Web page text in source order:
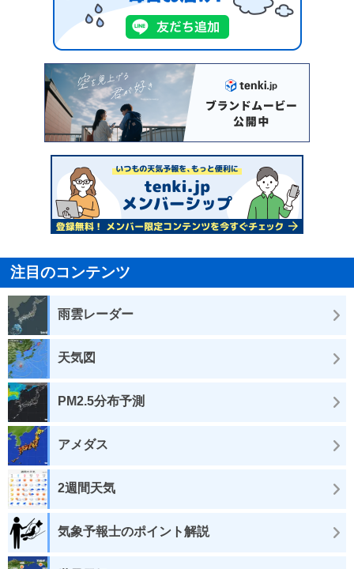
注目のコンテンツ
雨雲レーダー
天気図
PM2.5分布予測
アメダス
2週間天気
気象予報士のポイント解説